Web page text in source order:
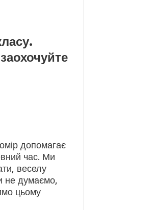
допомагає
час. Ми
веселу
не думаємо,
цьому